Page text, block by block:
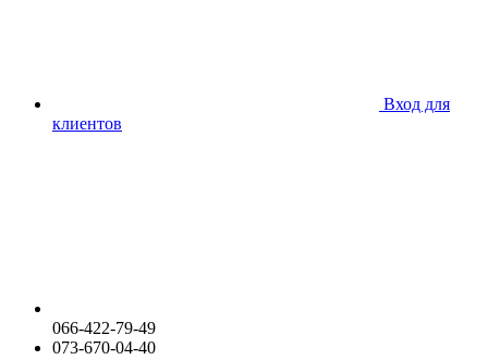
Вход для
клиентов
066-422-79-49
073-670-04-40